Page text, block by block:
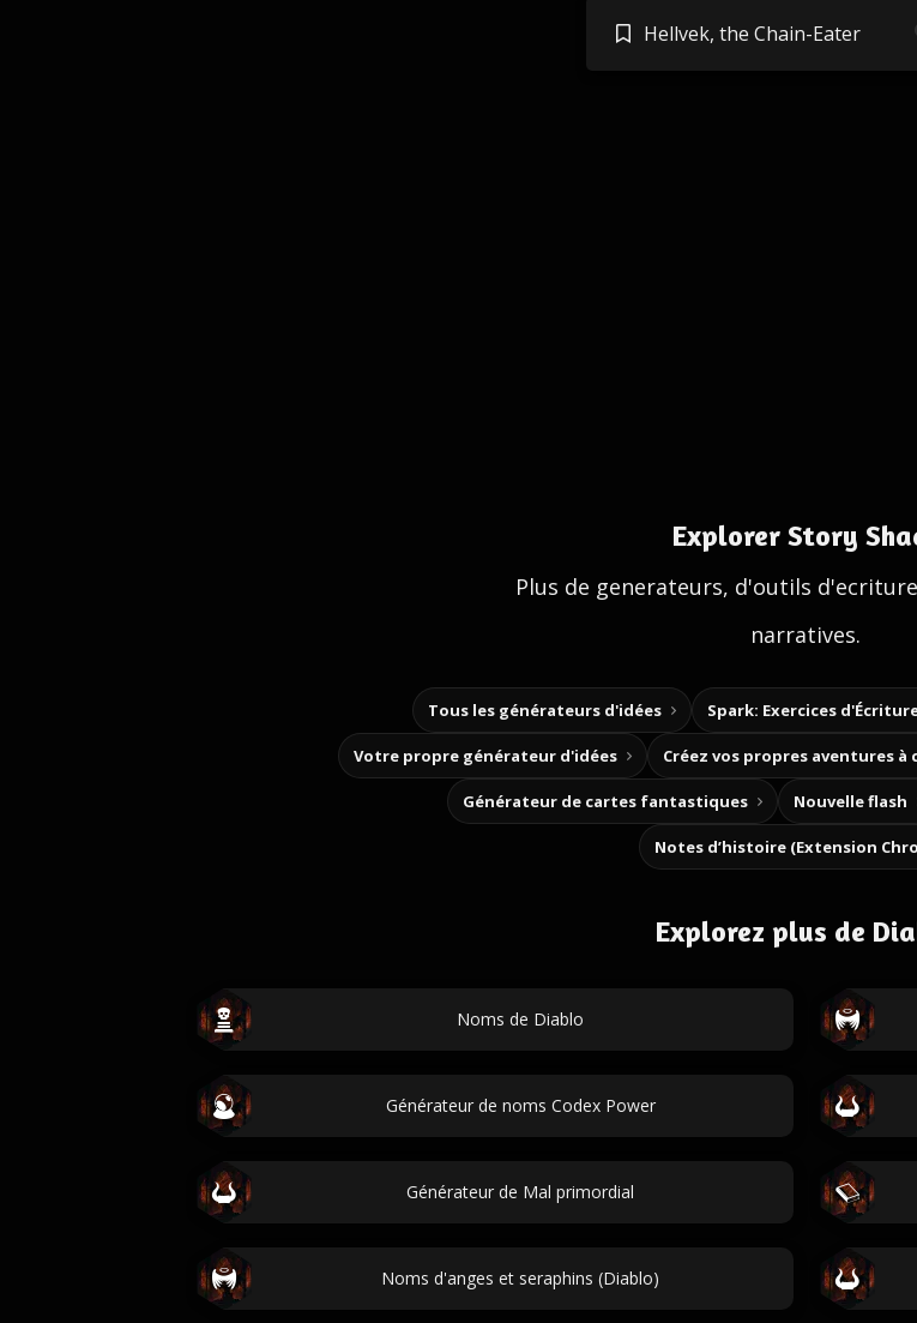
Hellvek, the Chain-Eater
Explorer Story
Plus de generateurs, d'outils
narratives.
Tous les générateurs d'idées Spark: Exercices
Votre propre générateur d'idées
Générateur de cartes fantastiques Nouvelle flash
Explorez plus de
Noms de Diablo
Générateur de noms Codex Power
Générateur de Mal primordial
Noms d'anges et seraphins (Diablo)